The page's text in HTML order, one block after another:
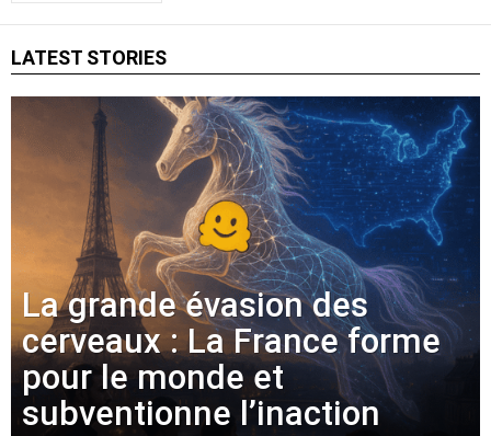
LATEST STORIES
La grande évasion des
cerveaux : La France forme
pour le monde et
subventionne l’inaction